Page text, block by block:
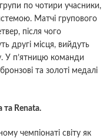
по чотири учасники,
Матчі групового
після чого
другі місця, вийдуть
У п’ятницю команди
та золоті медалі
та Renata.
чемпіонаті світу як